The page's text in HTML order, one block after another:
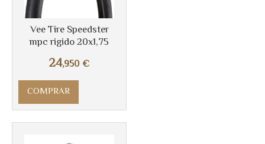
Vee Tire Speedster
mpc rigido 20x1,75
24,950 €
COMPRAR